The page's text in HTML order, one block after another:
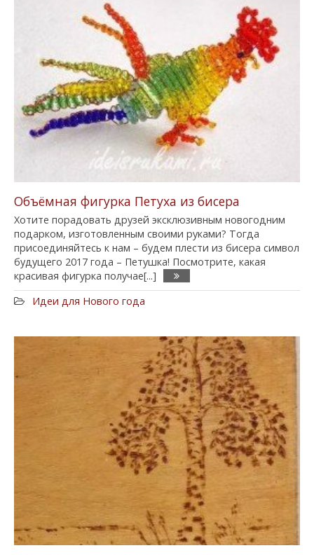
Объёмная фигурка Петуха из бисера
Хотите порадовать друзей эксклюзивным новогодним
подарком, изготовленным своими руками? Тогда
присоединяйтесь к нам – будем плести из бисера символ
будущего 2017 года – Петушка! Посмотрите, какая
красивая фигурка получае[...]
Идеи для Нового года